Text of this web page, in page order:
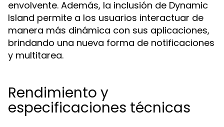
envolvente. Además, la inclusión de Dynamic
Island permite a los usuarios interactuar de
manera más dinámica con sus aplicaciones,
brindando una nueva forma de notificaciones
y multitarea.
Rendimiento y
especificaciones técnicas